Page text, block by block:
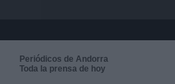
Periódicos de Andorra
Toda la prensa de hoy